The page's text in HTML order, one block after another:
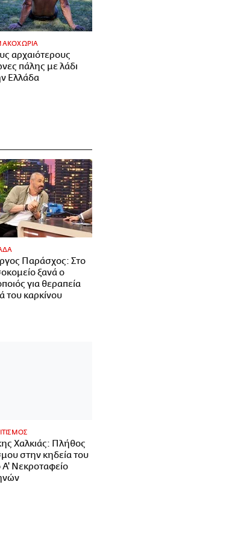
αρχαιότερους
πάλης με λάδι
Ελλάδα
Παράσχος: Στο
ξανά ο
για θεραπεία
του καρκίνου
Χαλκιάς: Πλήθος
στην κηδεία του
Α' Νεκροταφείο